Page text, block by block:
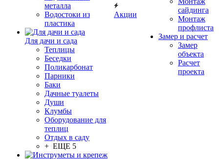
металла
Водостоки из
пластика
Для дачи и сада
Теплицы
Беседки
Поликарбонат
Парники
Баки
Дачные туалеты
Души
Клумбы
Оборудование для
теплиц
Отдых в саду
+ ЕЩЕ 5
Акции
сайдинга
Монтаж
профлиста
Замер и расчет
Замер
объекта
Расчет
проекта